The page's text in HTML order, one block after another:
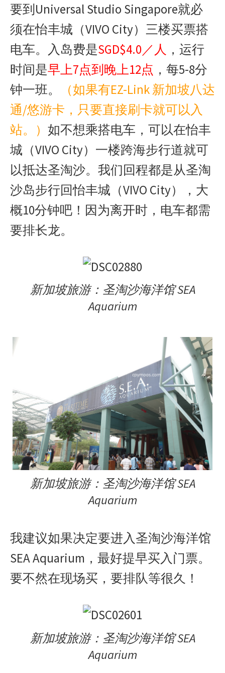
要到Universal Studio Singapore就必
须在怡丰城（VIVO City）三楼买票搭
电车。入岛费是SGD$4.0／人 ，运行
时间是早上7点到晚上12点 ，每5-8分
钟一班。
（如果有EZ-Link 新加坡八达
通/悠游卡，只要直接刷卡就可以入
站。） 如不想乘搭电车，可以在怡丰
城（VIVO City）一楼跨海步行道就可
以抵达圣淘沙。我们回程都是从圣淘
沙岛步行回怡丰城（VIVO City），大
概10分钟吧！因为离开时，电车都需
要排长龙。
新加坡旅游：圣淘沙海洋馆 SEA
Aquarium
新加坡旅游：圣淘沙海洋馆 SEA
Aquarium
我建议如果决定要进入圣淘沙海洋馆
SEA Aquarium，最好提早买入门票。
要不然在现场买，要排队等很久！
新加坡旅游：圣淘沙海洋馆 SEA
Aquarium